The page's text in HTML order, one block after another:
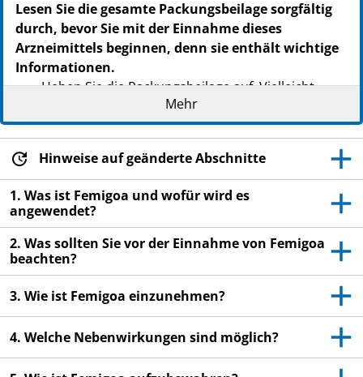
Lesen Sie die gesamte Packungsbeilage sorgfältig
durch, bevor Sie mit der Einnahme dieses
Arzneimittels beginnen, denn sie enthält wichtige
Informationen.
Heben Sie die Packungsbeilage auf. Vielleicht
möchten Sie diese später nochmals lesen.
Wenn Sie weitere Fragen haben, wenden Sie sich
an Ihren Arzt oder Apotheker.
Dieses Arzneimittel wurde Ihnen persönlich
verschrieben. Geben Sie es nicht an Dritte weiter.
Es kann anderen Menschen schaden, auch wenn
diese wie Sie eine Schwangerschaft verhüten
wollen.
Wenn Sie Nebenwirkungen bemerken, wenden Sie
sich an Ihren Arzt oder Apotheker. Dies gilt auch
Packungsbeilage angegeben sind. Siehe Abschnitt
4.
Mehr
Hinweise auf geänderte Abschnitte
1. Was ist Femigoa und wofür wird es
angewendet?
2. Was sollten Sie vor der Einnahme von Femigoa
beachten?
3. Wie ist Femigoa einzunehmen?
4. Welche Nebenwirkungen sind möglich?